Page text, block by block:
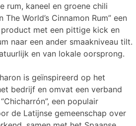
rum, kaneel en groene chili
World’s Cinnamon Rum” een
met een pittige kick en
naar een ander smaakniveau tilt.
en van lokale oorsprong.
is geïnspireerd op het
bedrijf en omvat een verband
een populair
de Latijnse gemeenschap over